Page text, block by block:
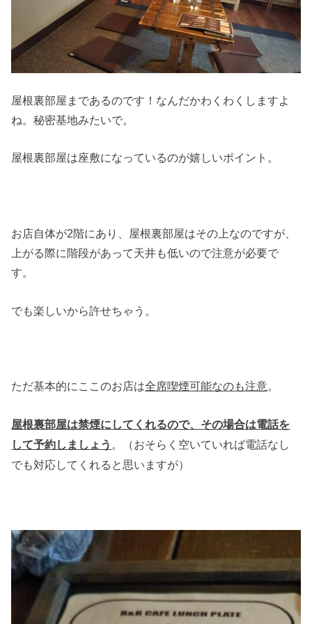
屋根裏部屋まであるのです！なんだかわくわくしますよ
ね。秘密基地みたいで。
屋根裏部屋は座敷になっているのが嬉しいポイント。
お店自体が2階にあり、屋根裏部屋はその上なのですが、
上がる際に階段があって天井も低いので注意が必要で
す。
でも楽しいから許せちゃう。
ただ基本的にここのお店は全席喫煙可能なのも注意。
屋根裏部屋は禁煙にしてくれるので、その場合は電話を
して予約しましょう 。（おそらく空いていれば電話なし
でも対応してくれると思いますが）